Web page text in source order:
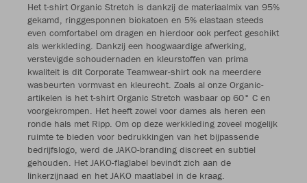
Het t-shirt Organic Stretch is dankzij de materiaalmix van 95%
gekamd, ringgesponnen biokatoen en 5% elastaan steeds
even comfortabel om dragen en hierdoor ook perfect geschikt
als werkkleding. Dankzij een hoogwaardige afwerking,
verstevigde schoudernaden en kleurstoffen van prima
kwaliteit is dit Corporate Teamwear-shirt ook na meerdere
wasbeurten vormvast en kleurecht. Zoals al onze Organic-
artikelen is het t-shirt Organic Stretch wasbaar op 60° C en
voorgekrompen. Het heeft zowel voor dames als heren een
ronde hals met Ripp. Om op deze werkkleding zoveel mogelijk
ruimte te bieden voor bedrukkingen van het bijpassende
bedrijfslogo, werd de JAKO-branding discreet en subtiel
gehouden. Het JAKO-flaglabel bevindt zich aan de
linkerzijnaad en het JAKO maatlabel in de kraag.